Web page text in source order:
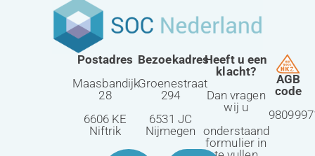
Postadres
Maasbandijk
28
6606 KE
Niftrik
Bezoekadres
Groenestraat
294
6531 JC
Nijmegen
Heeft u een
klacht?
Dan vragen
wij u
onderstaand
formulier in
AGB
code